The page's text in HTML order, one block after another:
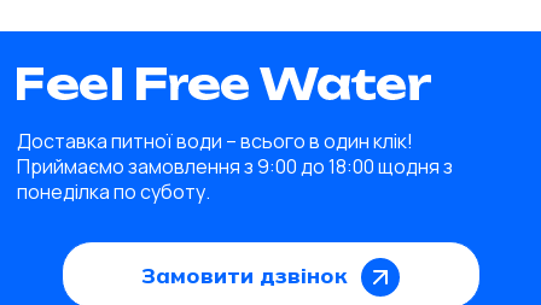
Доставка питної води – всього в один клік!
Приймаємо замовлення з 9:00 до 18:00 щодня з
понеділка по суботу.
Замовити дзвінок